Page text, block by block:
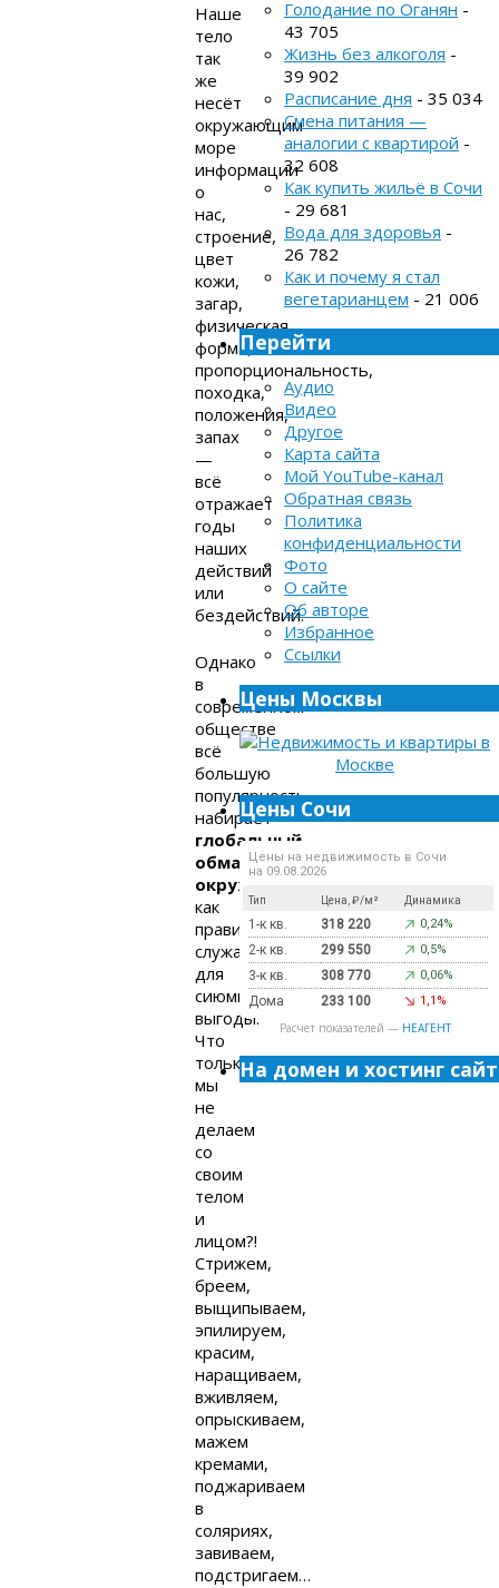
Наше
тело
так
же
несёт
окружающим
море
информации
о
нас,
строение,
цвет
кожи,
загар,
физическая
форма,
пропорциональность,
походка,
положения,
запах
—
всё
отражает
годы
наших
действий
или
бездействий.
Однако
в
современном
обществе
всё
большую
популярность
набирает
глобальный
обман
окружающих
как
правило,
служащий
для
сиюминутной
выгоды.
Что
только
мы
не
делаем
со
своим
телом
и
лицом?!
Стрижем,
бреем,
выщипываем,
эпилируем,
красим,
наращиваем,
вживляем,
опрыскиваем,
мажем
кремами,
поджариваем
в
соляриях,
завиваем,
подстригаем…
Голодание по Оганян -
43 705
Жизнь без алкоголя -
39 902
Расписание дня - 35 034
Смена питания —
аналогии с квартирой -
32 608
Как купить жильё в Сочи
- 29 681
Вода для здоровья -
26 782
Как и почему я стал
вегетарианцем - 21 006
Перейти
Аудио
Видео
Другое
Карта сайта
Мой YouTube-канал
Обратная связь
Политика
конфиденциальности
Фото
О сайте
Об авторе
Избранное
Ссылки
Цены Москвы
Цены Сочи
Цены на недвижимость в Сочи
на 09.08.2026
Тип Цена, ₽/м² Динамика
1-к кв. 318 220 0,24%
2-к кв. 299 550 0,5%
3-к кв. 308 770 0,06%
Дома 233 100 1,1%
Расчет показателей — НЕАГЕНТ
На домен и хостинг